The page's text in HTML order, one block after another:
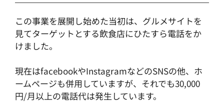
この事業を展開し始めた当初は、グルメサイトを
見てターゲットとする飲食店にひたすら電話をか
けました。
現在はfacebookやInstagramなどのSNSの他、ホ
ームページも併用していますが、それでも30,000
円/月以上の電話代は発生しています。